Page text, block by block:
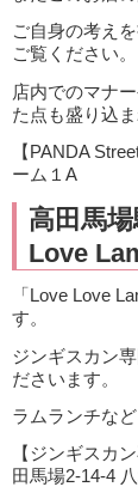
ご自身の考え
ご覧ください。
店内でのマナ
た点も盛り込
【PANDA
ーム１A
高田馬
Love
「Love Love
す。
ジンギスカン
ださいます。
ラムランチな
【ジンギスカ
田馬場2-14-4